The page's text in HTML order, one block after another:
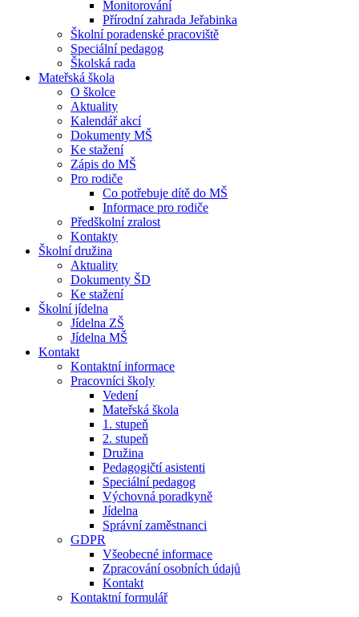
Monitorování
Přírodní zahrada Jeřabinka
Školní poradenské pracoviště
Speciální pedagog
Školská rada
Mateřská škola
O školce
Aktuality
Kalendář akcí
Dokumenty MŠ
Ke stažení
Zápis do MŠ
Pro rodiče
Co potřebuje dítě do MŠ
Informace pro rodiče
Předškolní zralost
Kontakty
Školní družina
Aktuality
Dokumenty ŠD
Ke stažení
Školní jídelna
Jídelna ZŠ
Jídelna MŠ
Kontakt
Kontaktní informace
Pracovníci školy
Vedení
Mateřská škola
1. stupeň
2. stupeň
Družina
Pedagogičtí asistenti
Speciální pedagog
Výchovná poradkyně
Jídelna
Správní zaměstnanci
GDPR
Všeobecné informace
Zpracování osobních údajů
Kontakt
Kontaktní formulář